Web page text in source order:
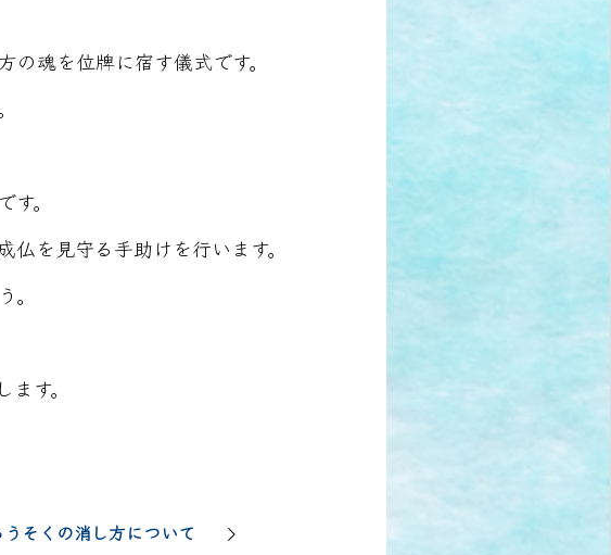
魂を位牌に宿す儀式です。
。
を見守る手助けを行います。
す。
うそくの消し方について